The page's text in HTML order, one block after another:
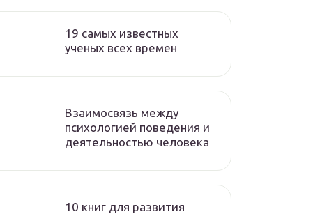
19 самых известных
ученых всех времен
Взаимосвязь между
психологией поведения и
деятельностью человека
10 книг для развития